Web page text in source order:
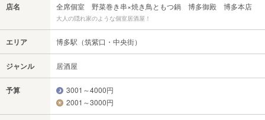
店名 全席個室 野菜巻き串×焼き鳥ともつ鍋 博多御殿 博多本店
大人の隠れ家のような個室居酒屋！
エリア 博多駅（筑紫口・中央街）
ジャンル 居酒屋
予算
3001～4000円
2001～3000円